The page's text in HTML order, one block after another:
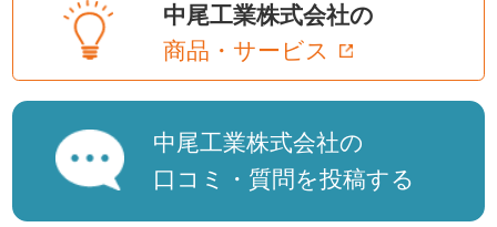
中尾工業株式会社の
商品・サービス
中尾工業株式会社の
口コミ・質問を投稿する